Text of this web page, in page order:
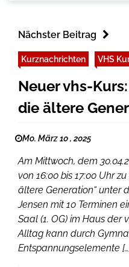
Nächster Beitrag
Kurznachrichten VHS
Neuer vhs-
die ältere
Mo. März 10 , 2025
Am Mittwoch, dem
von 16:00 bis 17:00 Uhr
ältere Generation“ unter
Jensen mit 10 Terminen
Saal (1. OG) im Haus der
Alltag kann durch
Entspannungselemente